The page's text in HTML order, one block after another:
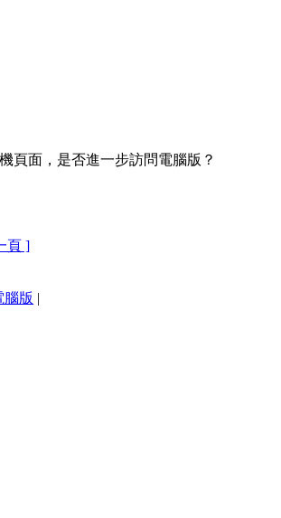
頁面，是否進一步訪問電腦版？
頁 ]
腦版 |